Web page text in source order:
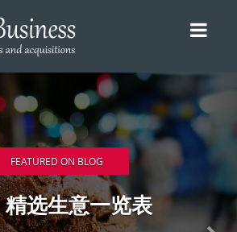
FEATURED ON BLOG
精选生意一览表